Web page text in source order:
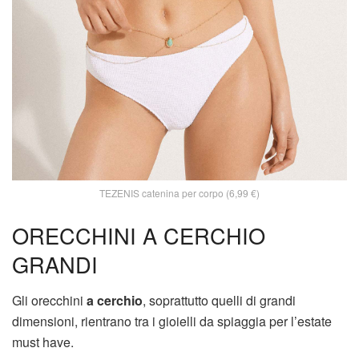
TEZENIS catenina per corpo (6,99 €)
ORECCHINI A CERCHIO
GRANDI
Gli orecchini a cerchio, soprattutto quelli di grandi
dimensioni, rientrano tra i gioielli da spiaggia per l’estate
must have.